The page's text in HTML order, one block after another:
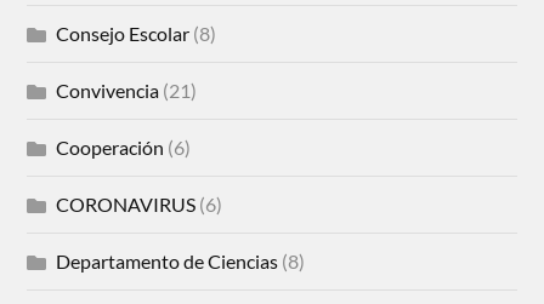
Consejo Escolar (8)
Convivencia (21)
Cooperación (6)
CORONAVIRUS (6)
Departamento de Ciencias (8)